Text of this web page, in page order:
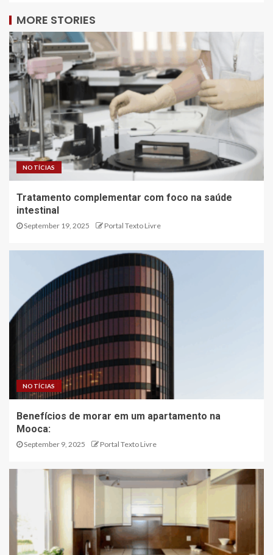
MORE STORIES
NOTÍCIAS
Tratamento complementar com foco na saúde
intestinal
September 19, 2025 Portal Texto Livre
NOTÍCIAS
Benefícios de morar em um apartamento na
Mooca:
September 9, 2025 Portal Texto Livre